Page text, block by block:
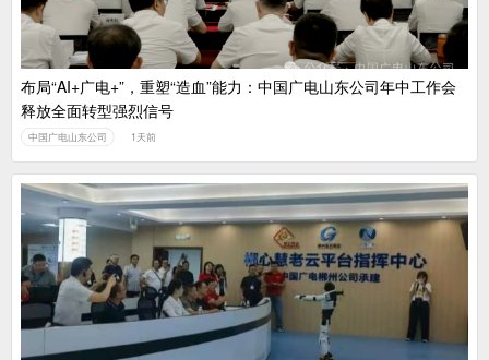
布局“AI+广电+”，重塑“造血”能力：中国广电山东公司年中工作会
释放全面转型强烈信号
中国广电山东公司 1天前